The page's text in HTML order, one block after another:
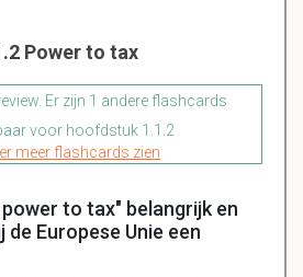
Power to tax
Er zijn 1 andere flashcards
voor hoofdstuk 1.1.2
meer flashcards zien
to tax" belangrijk en
Europese Unie een